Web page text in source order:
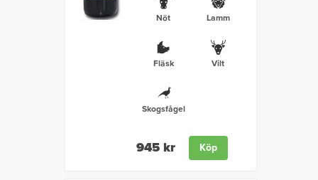
Nöt Lamm
Fläsk Vilt
Skogsfågel
945 kr Köp